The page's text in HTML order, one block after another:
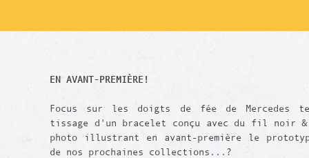
EN AVANT-PREMIÈRE!
Focus sur les doigts de fée de Mercedes
tissage d'un bracelet conçu avec du fil noir
photo illustrant en avant-première le
de nos prochaines collections...?